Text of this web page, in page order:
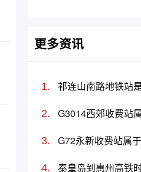
更多资讯
祁连山南路地铁站
秦皇岛到惠州高铁